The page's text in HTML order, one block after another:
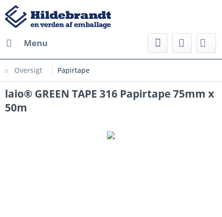
Menu
Oversigt Papirtape
laio® GREEN TAPE 316 Papirtape 75mm x
50m